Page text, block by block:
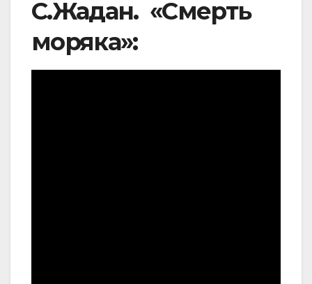
С.Жадан. «Смерть
моряка»: